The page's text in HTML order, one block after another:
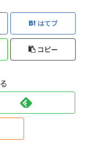
はてブ
コピー